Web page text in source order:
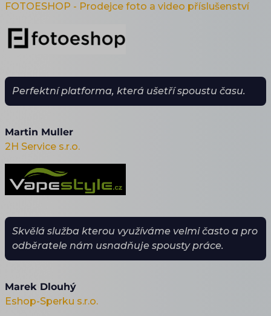
FOTOESHOP - Prodejce foto a video příslušenství
Perfektní platforma, která ušetří spoustu času.
Martin Muller
2H Service s.r.o.
Skvělá služba kterou využíváme velmi často a pro
odběratele nám usnadňuje spousty práce.
Marek Dlouhý
Eshop-Sperku s.r.o.